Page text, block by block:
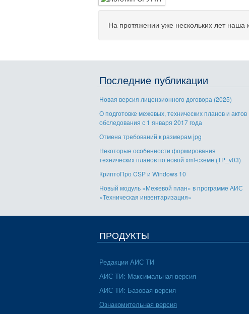
На протяжении уже нескольких лет наша
Последние публикации
Новая версия лицензионного договора (2025)
О подготовке межевых, технических планов и актов
обследования с 1 января 2017 года
Отмена требований к размерам jpg
Некоторые особенности формирования
технических планов по новой xml-схеме (TP_v03)
КриптоПро CSP и Windows 10
Новый модуль «Межевой план» в программе АИС
«Техническая инвентаризация»
ПРОДУКТЫ
Редакции АИС ТИ
АИС ТИ: Максимальная версия
АИС ТИ: Базовая версия
Ознакомительная версия